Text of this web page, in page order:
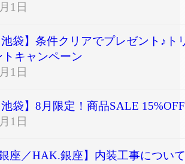
1日
池袋】条件クリアでプレゼント♪ト
トキャンペーン
1日
池袋】8月限定！商品SALE 15%OFF
1日
銀座／HAK.銀座】内装工事について